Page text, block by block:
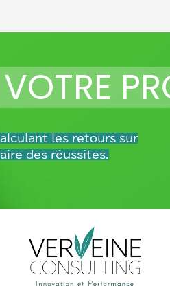
les retours sur
des réussites.